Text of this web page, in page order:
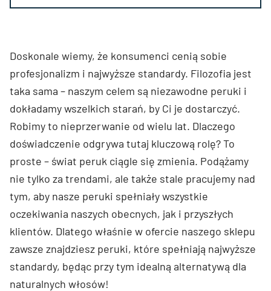
Doskonale wiemy, że konsumenci cenią sobie
profesjonalizm i najwyższe standardy. Filozofia jest
taka sama – naszym celem są niezawodne peruki i
dokładamy wszelkich starań, by Ci je dostarczyć.
Robimy to nieprzerwanie od wielu lat. Dlaczego
doświadczenie odgrywa tutaj kluczową rolę? To
proste – świat peruk ciągle się zmienia. Podążamy
nie tylko za trendami, ale także stale pracujemy nad
tym, aby nasze peruki spełniały wszystkie
oczekiwania naszych obecnych, jak i przyszłych
klientów. Dlatego właśnie w ofercie naszego sklepu
zawsze znajdziesz peruki, które spełniają najwyższe
standardy, będąc przy tym idealną alternatywą dla
naturalnych włosów!